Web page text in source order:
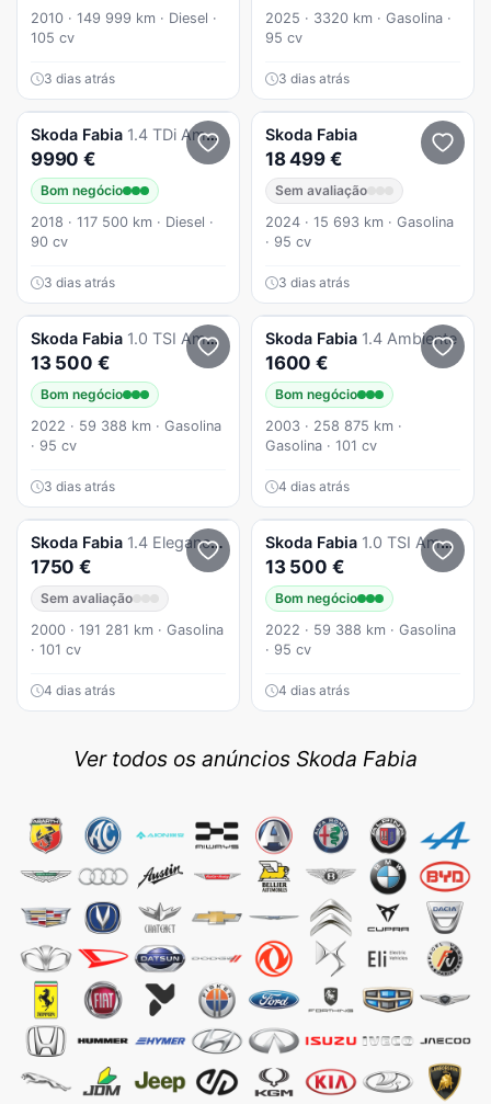
2010 · 149 999 km · Diesel ·
105 cv
3 dias atrás
2025 · 3320 km · Gasolina ·
95 cv
3 dias atrás
Skoda Fabia 1.4 TDi Ambition
9990 €
Bom negócio
2018 · 117 500 km · Diesel ·
90 cv
3 dias atrás
Skoda Fabia
18 499 €
Sem avaliação
2024 · 15 693 km · Gasolina
· 95 cv
3 dias atrás
Skoda Fabia 1.0 TSI Ambition
13 500 €
Bom negócio
2022 · 59 388 km · Gasolina
· 95 cv
3 dias atrás
Skoda Fabia 1.4 Ambiente
1600 €
Bom negócio
2003 · 258 875 km ·
Gasolina · 101 cv
4 dias atrás
Skoda Fabia 1.4 Elegance AR8
1750 €
Sem avaliação
2000 · 191 281 km · Gasolina
· 101 cv
4 dias atrás
Skoda Fabia 1.0 TSI Ambition
13 500 €
Bom negócio
2022 · 59 388 km · Gasolina
· 95 cv
4 dias atrás
Ver todos os anúncios Skoda Fabia